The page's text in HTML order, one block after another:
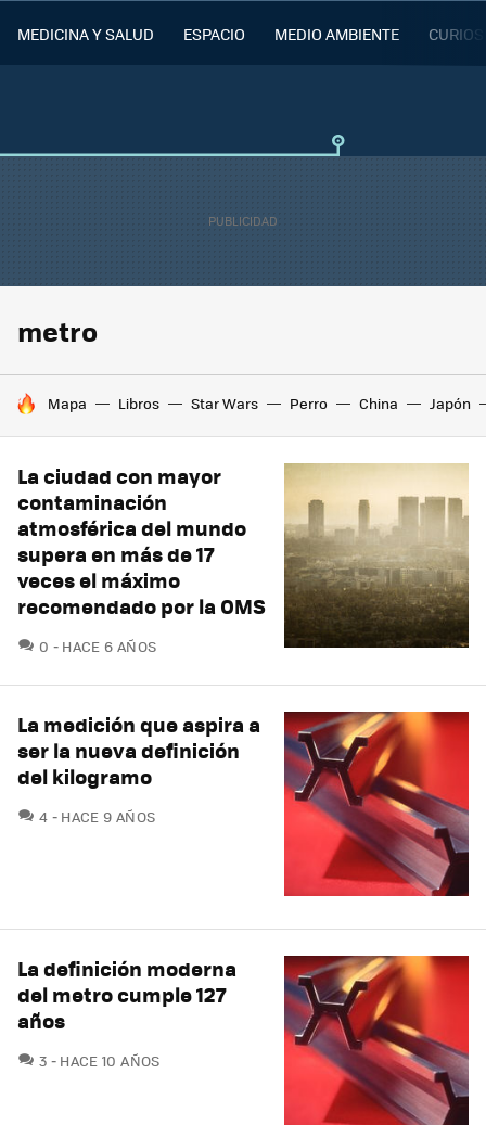
MEDICINA Y SALUD ESPACIO MEDIO AMBIENTE
metro
HOY SE HABLA DE
Mapa Libros Star Wars Perro China Japón
La ciudad con mayor
contaminación
atmosférica del mundo
supera en más de 17
veces el máximo
recomendado por la OMS
0 COMENTARIOS
HACE 6 AÑOS
La medición que aspira a
ser la nueva definición
del kilogramo
4 COMENTARIOS
HACE 9 AÑOS
La definición moderna
del metro cumple 127
años
3 COMENTARIOS
HACE 10 AÑOS